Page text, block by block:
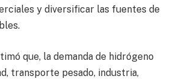
y diversificar las fuentes de
que, la demanda de hidrógeno
transporte pesado, industria,